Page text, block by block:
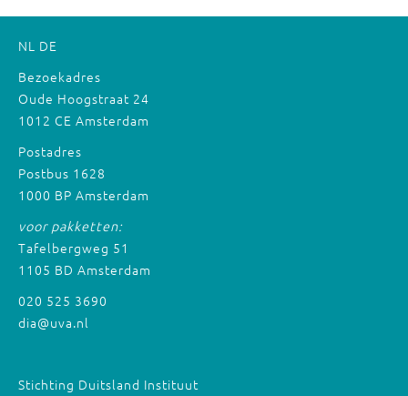
NL DE
Bezoekadres
Oude Hoogstraat 24
1012 CE Amsterdam
Postadres
Postbus 1628
1000 BP Amsterdam
voor pakketten:
Tafelbergweg 51
1105 BD Amsterdam
020 525 3690
dia@uva.nl
Stichting Duitsland Instituut